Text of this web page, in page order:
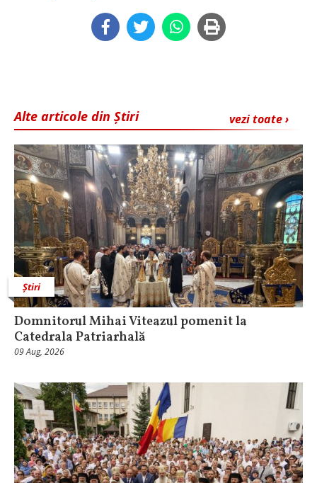
vezi toate ›
Alte articole din Știri
Știri
Domnitorul Mihai Viteazul pomenit la
Catedrala Patriarhală
09 Aug, 2026